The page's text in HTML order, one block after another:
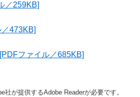
／259KB]
473KB]
ファイル／685KB]
が提供するAdobe Readerが必要です。